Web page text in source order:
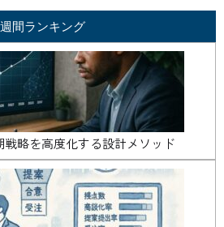
週間ランキング
戦略を高度化する設計メソッド